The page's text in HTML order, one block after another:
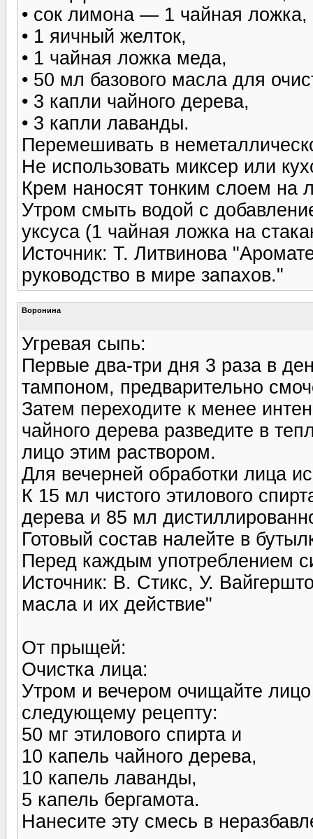
• сок лимона — 1 чайная ложка,
• 1 яичный желток,
• 1 чайная ложка меда,
• 50 мл базового масла для
• 3 капли чайного дерева,
• 3 капли лаванды.
Перемешивать в
Не использовать миксер или
Крем наносят тонким слоем на
Утром смыть водой с
уксуса (1 чайная ложка на
Источник: Т. Литвинова
руководство в мире запахов."
Воронина
Угревая сыпь:
Первые два-три дня 3 раза в
тампоном, предварительно
Затем переходите к менее
чайного дерева разведите в
лицо этим раствором.
Для вечерней обработки лица
К 15 мл чистого этилового
дерева и 85 мл
Готовый состав налейте в
Перед каждым употреблением
Источник: В. Стикс, У.
масла и их действие"
От прыщей:
Очистка лица:
Утром и вечером очищайте
следующему рецепту:
50 мг этилового спирта и
10 капель чайного дерева,
10 капель лаванды,
5 капель бергамота.
Нанесите эту смесь в